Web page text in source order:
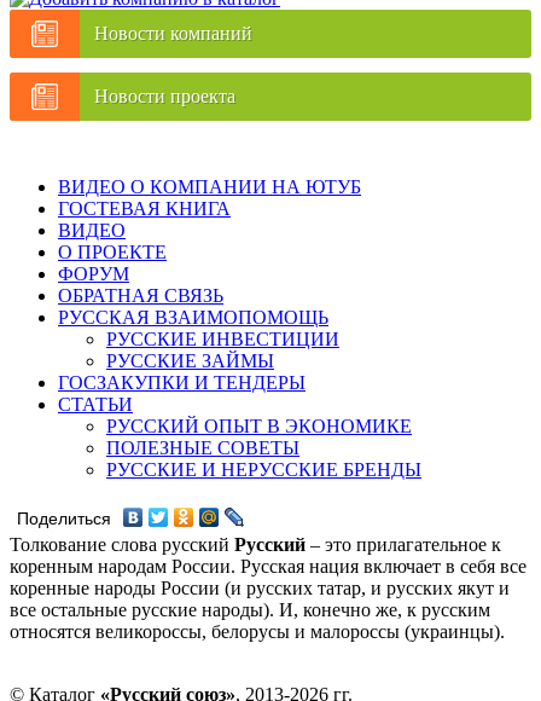
Новости компаний
Новости проекта
ВИДЕО О КОМПАНИИ НА ЮТУБ
ГОСТЕВАЯ КНИГА
ВИДЕО
О ПРОЕКТЕ
ФОРУМ
ОБРАТНАЯ СВЯЗЬ
РУССКАЯ ВЗАИМОПОМОЩЬ
РУССКИЕ ИНВЕСТИЦИИ
РУССКИЕ ЗАЙМЫ
ГОСЗАКУПКИ И ТЕНДЕРЫ
СТАТЬИ
РУССКИЙ ОПЫТ В ЭКОНОМИКЕ
ПОЛЕЗНЫЕ СОВЕТЫ
РУССКИЕ И НЕРУССКИЕ БРЕНДЫ
Поделиться
Толкование слова русский Русский – это прилагательное к
коренным народам России. Русская нация включает в себя все
коренные народы России (и русских татар, и русских якут и
все остальные русские народы). И, конечно же, к русским
относятся великороссы, белорусы и малороссы (украинцы).
© Каталог «Русский союз», 2013-2026 гг.